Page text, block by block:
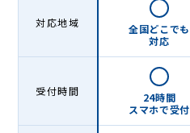
Lenet〈リ
ト〉
対応地域
全国どこでも
対応
受付時間
24時間
スマホで受付